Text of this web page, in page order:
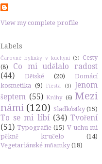
View my complete profile
Labels
Čarovné bylinky v kuchyni (3)
Cesty
(8)
Co mi udělalo radost
(44)
Dětské (20)
Domácí
kosmetika (9) Fiesta (3)
Jenom
šeptem (55) Knihy (6) Mezi
námi (120) Sladkůstky (15)
To se mi líbí (34) Tvoření
(51) Typografie (15) V uchu mi
pěkně kručelo
(14)
Vegetariánské mňamky (18)